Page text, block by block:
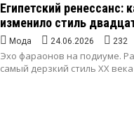
Египетский ренессанс:
изменило стиль
Мода 24.06.2026 232
Эхо фараонов на подиуме.
самый дерзкий стиль XX